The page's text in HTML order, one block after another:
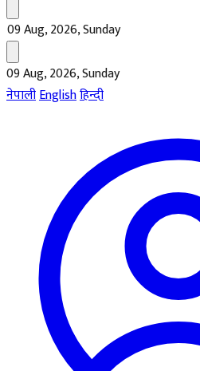
09 Aug, 2026, Sunday
09 Aug, 2026, Sunday
नेपालीEnglishहिन्दी